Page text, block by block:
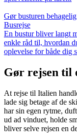
Gør busturen
Busrejse
En bustur bliver langt
enkle råd til, hvordan
oplevelse for både dig
Gør rejsen til
At rejse til Italien
lade sig betage af de
har sin egen rytme,
ud ad vinduet, holde
bliver selve rejsen en